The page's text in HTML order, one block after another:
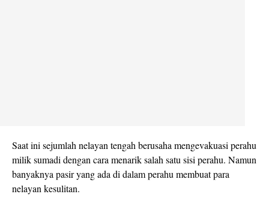
Saat ini sejumlah nelayan tengah berusaha mengevakuasi perahu
milik sumadi dengan cara menarik salah satu sisi perahu. Namun
banyaknya pasir yang ada di dalam perahu membuat para
nelayan kesulitan.